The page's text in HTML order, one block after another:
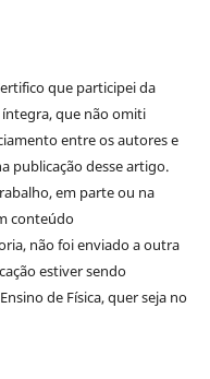
que participei da
que não omiti
entre os autores e
publicação desse artigo.
em parte ou na
conteúdo
não foi enviado a outra
estiver sendo
de Física, quer seja no